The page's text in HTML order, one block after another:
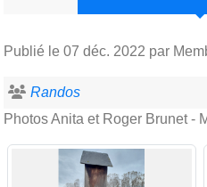
Publié le 07 déc. 2022 par
Randos
Photos Anita et Roger Brunet -